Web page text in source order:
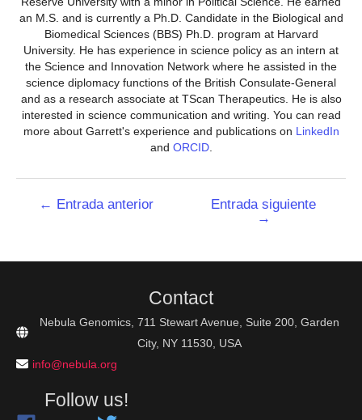
an M.S. and is currently a Ph.D. Candidate in the Biological and
Biomedical Sciences (BBS) Ph.D. program at Harvard
University. He has experience in science policy as an intern at
the Science and Innovation Network where he assisted in the
science diplomacy functions of the British Consulate-General
and as a research associate at TScan Therapeutics. He is also
interested in science communication and writing. You can read
more about Garrett's experience and publications on LinkedIn
and ORCID.
Navegación
← Entrada anterior
Entrada siguiente
→
Contact
Nebula Genomics, 711 Stewart Avenue, Suite 200, Garden
City, NY 11530, USA
info@nebula.org
Follow us!